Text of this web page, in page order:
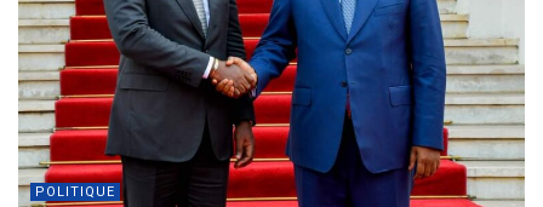
POLITIQUE